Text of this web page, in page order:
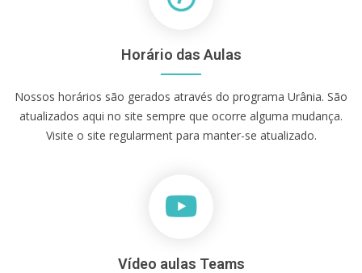
Horário das Aulas
Nossos horários são gerados através do programa Urânia. São
atualizados aqui no site sempre que ocorre alguma mudança.
Visite o site regularment para manter-se atualizado.
Vídeo aulas Teams